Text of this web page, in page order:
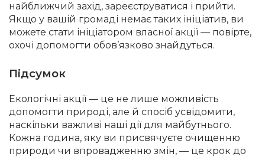
найближчий захід, зареєструватися і прийти.
Якщо у вашій громаді немає таких ініціатив, ви
можете стати ініціатором власної акції — повірте,
охочі допомогти обов’язково знайдуться.
Підсумок
Екологічні акції — це не лише можливість
допомогти природі, але й спосіб усвідомити,
наскільки важливі наші дії для майбутнього.
Кожна година, яку ви присвячуєте очищенню
природи чи впровадженню змін, — це крок до